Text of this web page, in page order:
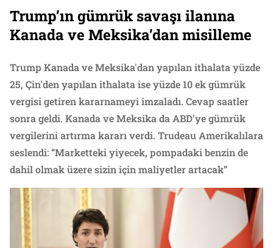
Trump’ın gümrük savaşı ilanına
Kanada ve Meksika’dan misilleme
Trump Kanada ve Meksika'dan yapılan ithalata yüzde
25, Çin'den yapılan ithalata ise yüzde 10 ek gümrük
vergisi getiren kararnameyi imzaladı. Cevap saatler
sonra geldi. Kanada ve Meksika da ABD’ye gümrük
vergilerini artırma kararı verdi. Trudeau Amerikalılara
seslendi: “Marketteki yiyecek, pompadaki benzin de
dahil olmak üzere sizin için maliyetler artacak”